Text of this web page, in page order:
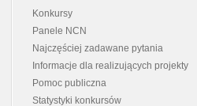
Konkursy
Panele NCN
Najczęściej zadawane pytania
Informacje dla realizujących projekty
Pomoc publiczna
Statystyki konkursów